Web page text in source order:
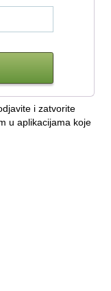
i zatvorite
u aplikacijama koje